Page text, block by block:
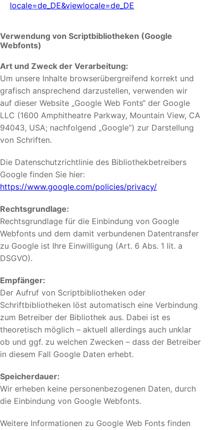
locale=de_DE&viewlocale=de_DE
Verwendung von Scriptbibliotheken (Google
Webfonts)
Art und Zweck der Verarbeitung:
Um unsere Inhalte browserübergreifend korrekt und
grafisch ansprechend darzustellen, verwenden wir
auf dieser Website „Google Web Fonts“ der Google
LLC (1600 Amphitheatre Parkway, Mountain View, CA
94043, USA; nachfolgend „Google“) zur Darstellung
von Schriften.
Die Datenschutzrichtlinie des Bibliothekbetreibers
Google finden Sie hier:
https://www.google.com/policies/privacy/
Rechtsgrundlage:
Rechtsgrundlage für die Einbindung von Google
Webfonts und dem damit verbundenen Datentransfer
zu Google ist Ihre Einwilligung (Art. 6 Abs. 1 lit. a
DSGVO).
Empfänger:
Der Aufruf von Scriptbibliotheken oder
Schriftbibliotheken löst automatisch eine Verbindung
zum Betreiber der Bibliothek aus. Dabei ist es
theoretisch möglich – aktuell allerdings auch unklar
ob und ggf. zu welchen Zwecken – dass der Betreiber
in diesem Fall Google Daten erhebt.
Speicherdauer:
Wir erheben keine personenbezogenen Daten, durch
die Einbindung von Google Webfonts.
Weitere Informationen zu Google Web Fonts finden